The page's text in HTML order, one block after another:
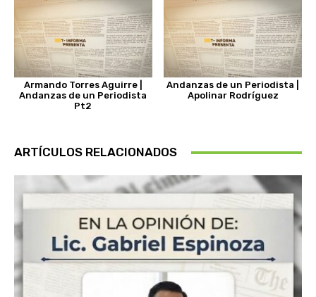
Armando Torres Aguirre |
Andanzas de un Periodista
Pt2
Andanzas de un Periodista |
Apolinar Rodríguez
ARTÍCULOS RELACIONADOS